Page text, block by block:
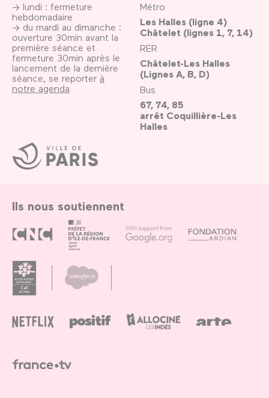
Ville
de
Paris
→ lundi : fermeture
hebdomadaire
→ du mardi au dimanche :
ouverture 30min avant la
première séance et
fermeture 30min après le
lancement de la dernière
séance, se reporter à
notre agenda
Métro
Les Halles (ligne 4)
Châtelet (lignes 1, 7, 14)
RER
Châtelet-Les Halles
(Lignes A, B, D)
Bus
67, 74, 85
arrêt Coquillière-Les
Halles
Ils nous soutiennent